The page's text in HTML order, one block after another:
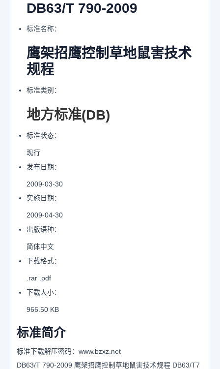
DB63/T 790-2009
标准名称：
鹰架招鹰控制草地鼠害技术
规程
标准类别：
地方标准(DB)
标准状态：
现行
发布日期：
2009-03-30
实施日期：
2009-04-30
出版语种：
简体中文
下载格式：
.rar .pdf
下载大小：
966.50 KB
标准简介
标准下载解压密码：www.bzxz.net
DB63/T 790-2009 鹰架招鹰控制草地鼠害技术规程 DB63/T7